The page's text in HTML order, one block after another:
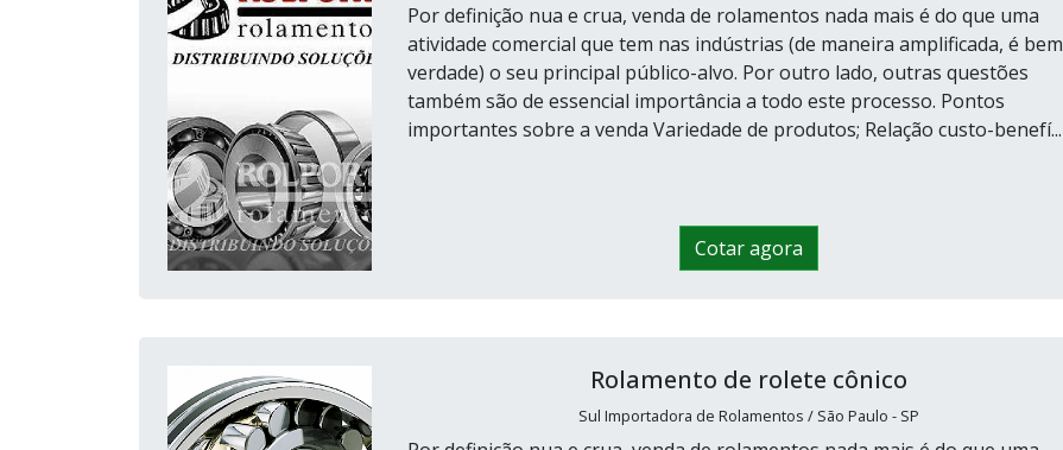
Por definição nua e crua, venda de rolamentos nada mais é do que uma
atividade comercial que tem nas indústrias (de maneira amplificada, é bem
verdade) o seu principal público-alvo. Por outro lado, outras questões
também são de essencial importância a todo este processo. Pontos
importantes sobre a venda Variedade de produtos; Relação custo-benefí...
Cotar agora
Rolamento de rolete cônico
Sul Importadora de Rolamentos / São Paulo - SP